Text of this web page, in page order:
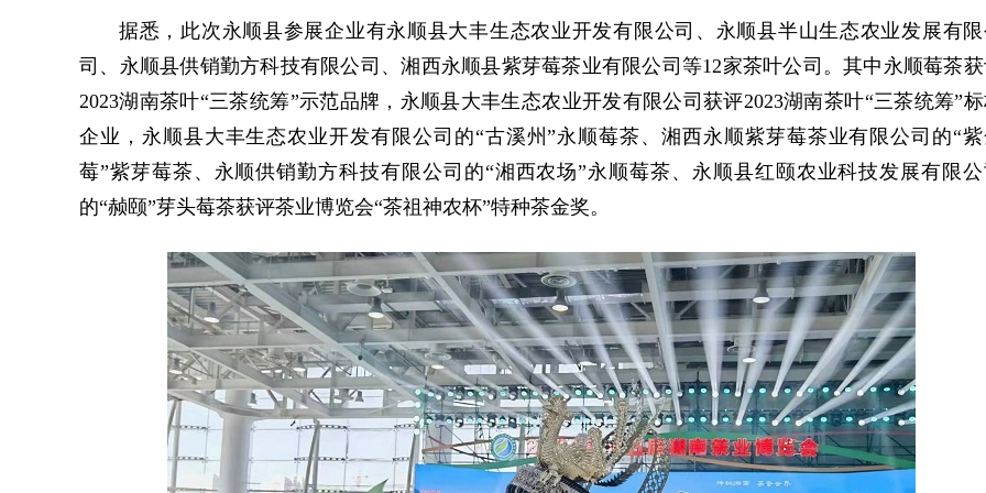
据悉，此次永顺县参展企业有永顺县大丰生态农业开发有限公司、永顺县半山生态农业发展有限
司、永顺县供销勤方科技有限公司、湘西永顺县紫芽莓茶业有限公司等12家茶叶公司。其中永顺莓茶
2023湖南茶叶“三茶统筹”示范品牌，永顺县大丰生态农业开发有限公司获评2023湖南茶叶“三茶统筹”
企业，永顺县大丰生态农业开发有限公司的“古溪州”永顺莓茶、湘西永顺紫芽莓茶业有限公司的“紫
莓”紫芽莓茶、永顺供销勤方科技有限公司的“湘西农场”永顺莓茶、永顺县红颐农业科技发展有限公
的“赪颐”芽头莓茶获评茶业博览会“茶祖神农杯”特种茶金奖。